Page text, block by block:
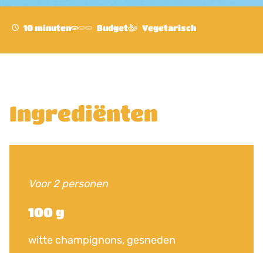
10 minuten Budget Vegetarisch
Ingrediënten
Voor 2 personen
100 g
witte champignons, gesneden